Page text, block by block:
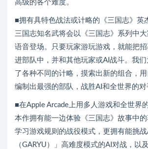
高级的各个难度。
■拥有具特色战法或计略的《三国志》英
三国志知名武将会以《三国志》系列中
语音登场。只要玩家游玩游戏，就能把招
进部队中，并和其他玩家或AI战斗。我
了各种不同的计略，摸索出新的组合，
编制出最强的部队，战胜AI和全世界的对
■在Apple Arcade上用多人游戏和全世界
本作拥有能一边体验《三国志》故事中
学习游戏规则的战役模式，更拥有能挑
（GARYU）」高难度模式的AI对战，以